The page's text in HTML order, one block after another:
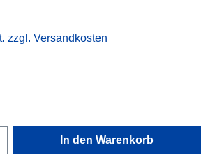
zzgl. Versandkosten
Gib den gewünschten
In den Warenkorb